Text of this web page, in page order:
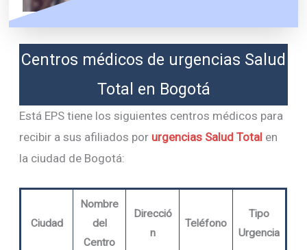
Centros médicos de urgencias Salud
Total en Bogotá
Está EPS tiene los siguientes centros médicos para
recibir a sus afiliados por urgencias Salud Total en
la ciudad de Bogotá:
Ciudad
Nombre
del
Centro
Direcció
n
Teléfono
Tipo
Urgencia